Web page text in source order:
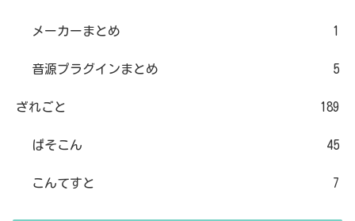
メーカーまとめ 1
音源プラグインまとめ 5
ざれごと 189
ぱそこん 45
こんてすと 7